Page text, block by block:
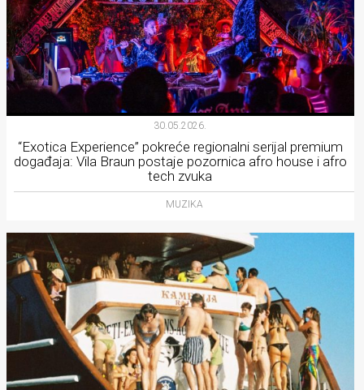
30.05.2026.
“Exotica Experience” pokreće regionalni serijal premium
događaja: Vila Braun postaje pozornica afro house i afro
tech zvuka
MUZIKA